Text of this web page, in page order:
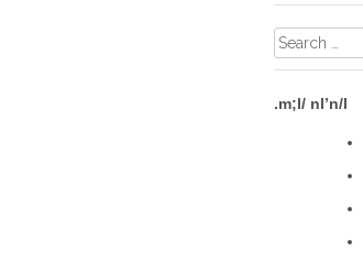
Search
for:
.m;l/ nl’n/l